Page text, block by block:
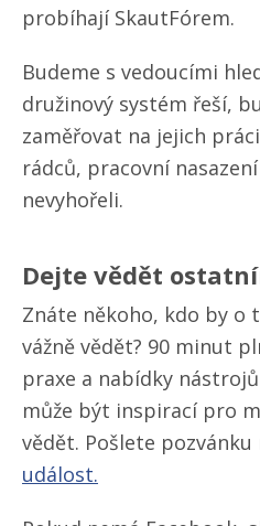
probíhají SkautFórem.
Budeme s vedoucími
družinový systém řeší,
zaměřovat na jejich
rádců, pracovní
nevyhořeli.
Dejte vědět
Znáte někoho, kdo by o
vážně vědět? 90 minut
praxe a nabídky
může být inspirací pro
vědět. Pošlete pozvánku
událost.